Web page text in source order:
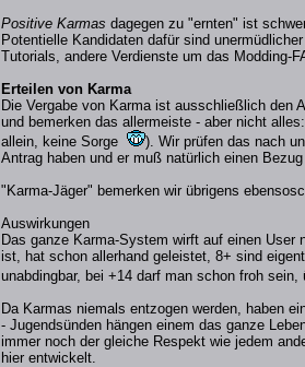
Positive Karmas dagegen zu "ernten" ist
Potentielle Kandidaten dafür sind
Tutorials, andere Verdienste um das Modding-
Erteilen von Karma
Die Vergabe von Karma ist ausschließlich den
und bemerken das allermeiste - aber nicht
allein, keine Sorge
). Wir prüfen das nach
Antrag haben und er muß natürlich einen
"Karma-Jäger" bemerken wir übrigens
Auswirkungen
Das ganze Karma-System wirft auf einen
ist, hat schon allerhand geleistet, 8+ sind
unabdingbar, bei +14 darf man schon froh
Da Karmas niemals entzogen werden, haben
- Jugendsünden hängen einem das ganze
immer noch der gleiche Respekt wie jedem
hier entwickelt.